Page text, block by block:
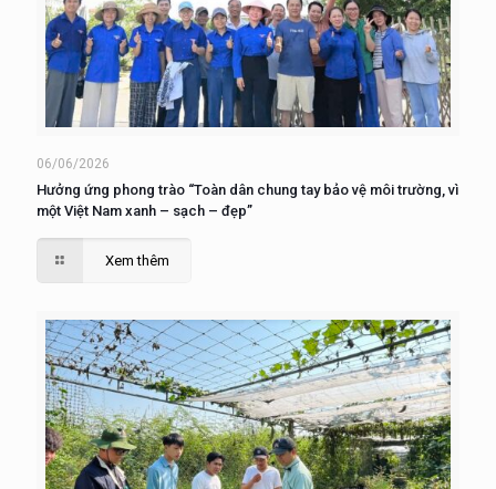
06/06/2026
Hưởng ứng phong trào “Toàn dân chung tay bảo vệ môi trường, vì
một Việt Nam xanh – sạch – đẹp”
Xem thêm